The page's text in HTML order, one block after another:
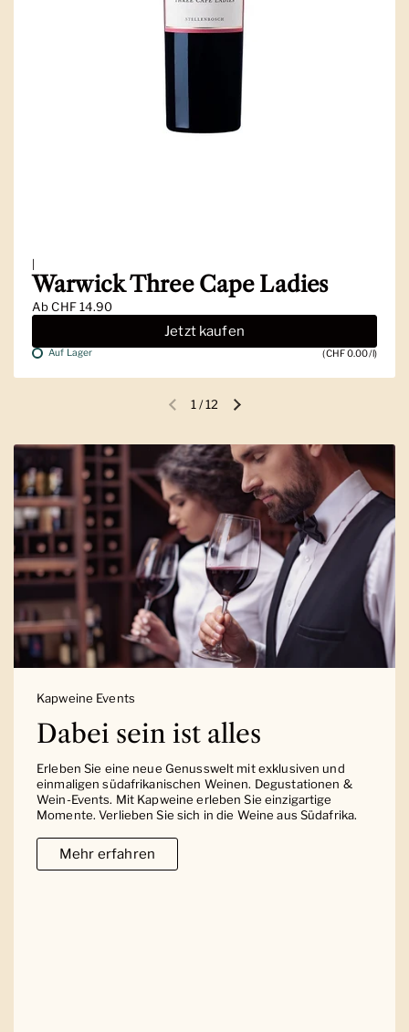
|
Warwick Three Cape Ladies
AbCHF 14.90
Jetzt kaufen
Auf Lager (CHF 0.00/l)
Vorherige FolieNächste Folie
1 /12
Kapweine Events
Dabei sein ist alles
Erleben Sie eine neue Genusswelt mit exklusiven und
einmaligen südafrikanischen Weinen. Degustationen &
Wein-Events. Mit Kapweine erleben Sie einzigartige
Momente. Verlieben Sie sich in die Weine aus Südafrika.
Mehr erfahren